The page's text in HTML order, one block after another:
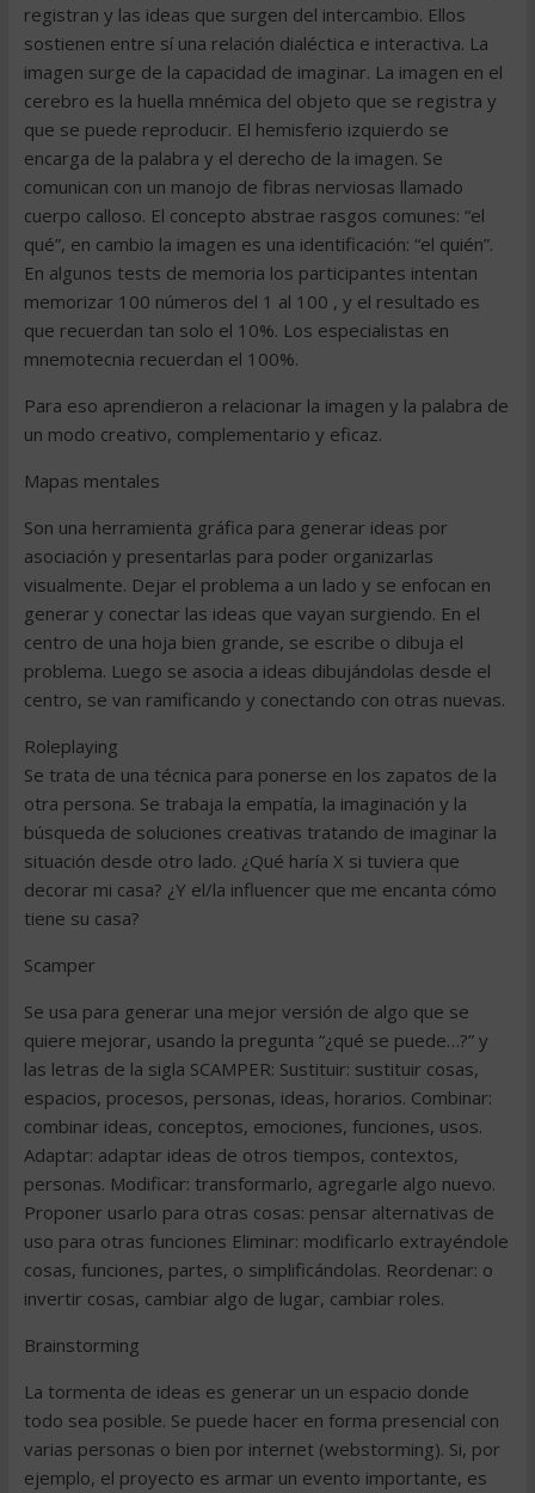
registran y las ideas que surgen del intercambio. Ellos
sostienen entre sí una relación dialéctica e interactiva. La
imagen surge de la capacidad de imaginar. La imagen en el
cerebro es la huella mnémica del objeto que se registra y
que se puede reproducir. El hemisferio izquierdo se
encarga de la palabra y el derecho de la imagen. Se
comunican con un manojo de fibras nerviosas llamado
cuerpo calloso. El concepto abstrae rasgos comunes: “el
qué”, en cambio la imagen es una identificación: “el quién”.
En algunos tests de memoria los participantes intentan
memorizar 100 números del 1 al 100 , y el resultado es
que recuerdan tan solo el 10%. Los especialistas en
mnemotecnia recuerdan el 100%.
Para eso aprendieron a relacionar la imagen y la palabra de
un modo creativo, complementario y eficaz.
Mapas mentales
Son una herramienta gráfica para generar ideas por
asociación y presentarlas para poder organizarlas
visualmente. Dejar el problema a un lado y se enfocan en
generar y conectar las ideas que vayan surgiendo. En el
centro de una hoja bien grande, se escribe o dibuja el
problema. Luego se asocia a ideas dibujándolas desde el
centro, se van ramificando y conectando con otras nuevas.
Roleplaying
Se trata de una técnica para ponerse en los zapatos de la
otra persona. Se trabaja la empatía, la imaginación y la
búsqueda de soluciones creativas tratando de imaginar la
situación desde otro lado. ¿Qué haría X si tuviera que
decorar mi casa? ¿Y el/la influencer que me encanta cómo
tiene su casa?
Scamper
Se usa para generar una mejor versión de algo que se
quiere mejorar, usando la pregunta “¿qué se puede…?” y
las letras de la sigla SCAMPER: Sustituir: sustituir cosas,
espacios, procesos, personas, ideas, horarios. Combinar:
combinar ideas, conceptos, emociones, funciones, usos.
Adaptar: adaptar ideas de otros tiempos, contextos,
personas. Modificar: transformarlo, agregarle algo nuevo.
Proponer usarlo para otras cosas: pensar alternativas de
uso para otras funciones Eliminar: modificarlo extrayéndole
cosas, funciones, partes, o simplificándolas. Reordenar: o
invertir cosas, cambiar algo de lugar, cambiar roles.
Brainstorming
La tormenta de ideas es generar un un espacio donde
todo sea posible. Se puede hacer en forma presencial con
varias personas o bien por internet (webstorming). Si, por
ejemplo, el proyecto es armar un evento importante, es